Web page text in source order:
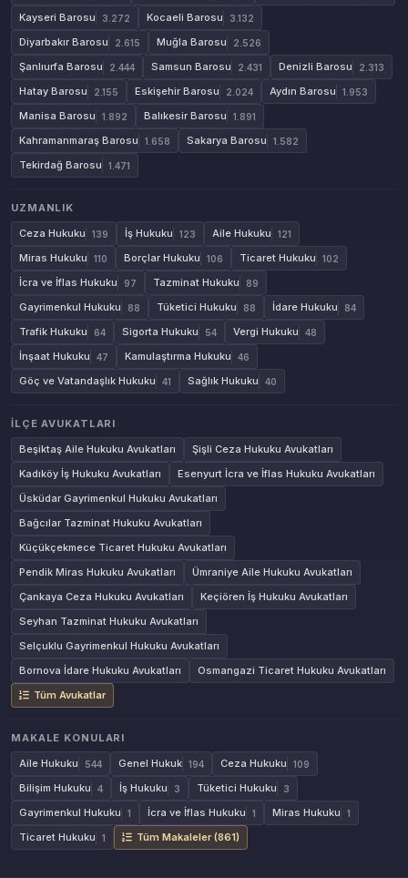
Kayseri Barosu 3.272 Kocaeli Barosu 3.132
Diyarbakır Barosu 2.615 Muğla Barosu 2.526
Şanlıurfa Barosu 2.444 Samsun Barosu 2.431 Denizli Barosu 2.313
Hatay Barosu 2.155 Eskişehir Barosu 2.024 Aydın Barosu 1.953
Manisa Barosu 1.892 Balıkesir Barosu 1.891
Kahramanmaraş Barosu 1.658 Sakarya Barosu 1.582
Tekirdağ Barosu 1.471
UZMANLIK
Ceza Hukuku
139 İş Hukuku 123 Aile Hukuku 121
Miras Hukuku 110 Borçlar Hukuku 106 Ticaret Hukuku 102
İcra ve İflas Hukuku 97 Tazminat Hukuku 89
Gayrimenkul Hukuku 88 Tüketici Hukuku 88 İdare Hukuku 84
Trafik Hukuku 64 Sigorta Hukuku 54 Vergi Hukuku 48
İnşaat Hukuku 47 Kamulaştırma Hukuku 46
Göç ve Vatandaşlık Hukuku 41 Sağlık Hukuku 40
İLÇE AVUKATLARI
Beşiktaş Aile Hukuku Avukatları
Şişli Ceza Hukuku Avukatları
Kadıköy İş Hukuku Avukatları
Esenyurt İcra ve İflas Hukuku Avukatları
Üsküdar Gayrimenkul Hukuku Avukatları
Bağcılar Tazminat Hukuku Avukatları
Küçükçekmece Ticaret Hukuku Avukatları
Pendik Miras Hukuku Avukatları
Ümraniye Aile Hukuku Avukatları
Çankaya Ceza Hukuku Avukatları
Keçiören İş Hukuku Avukatları
Seyhan Tazminat Hukuku Avukatları
Selçuklu Gayrimenkul Hukuku Avukatları
Bornova İdare Hukuku Avukatları
Osmangazi Ticaret Hukuku Avukatları
Tüm Avukatlar
MAKALE KONULARI
Aile Hukuku
544 Genel Hukuk 194 Ceza Hukuku 109
Bilişim Hukuku 4 İş Hukuku 3 Tüketici Hukuku 3
Gayrimenkul Hukuku 1 İcra ve İflas Hukuku 1 Miras Hukuku 1
Ticaret Hukuku 1 Tüm Makaleler (861)